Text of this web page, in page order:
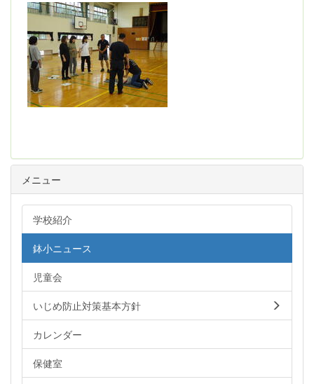
メニュー
学校紹介
鉢小ニュース
児童会
いじめ防止対策基本方針
カレンダー
保健室